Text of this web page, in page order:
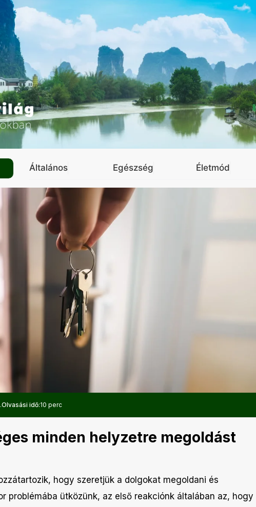
Általános Egészség Életmód
Olvasási idő:10 perc
minden helyzetre megoldást
hogy szeretjük a dolgokat megoldani és
problémába ütközünk, az első reakciónk általában az, hogy